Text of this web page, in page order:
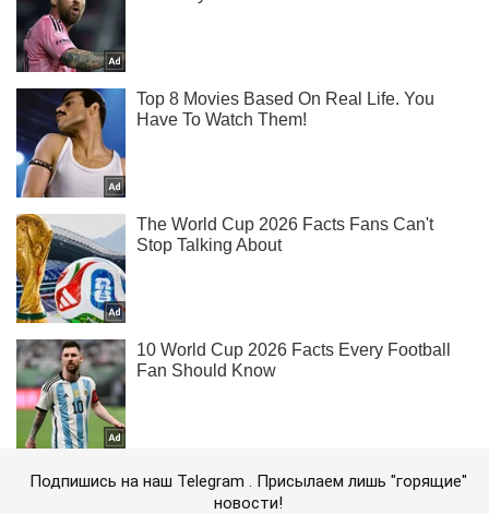
Подпишись на наш Telegram . Присылаем лишь "горящие"
новости!